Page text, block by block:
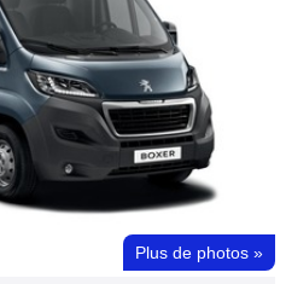
Plus de photos »